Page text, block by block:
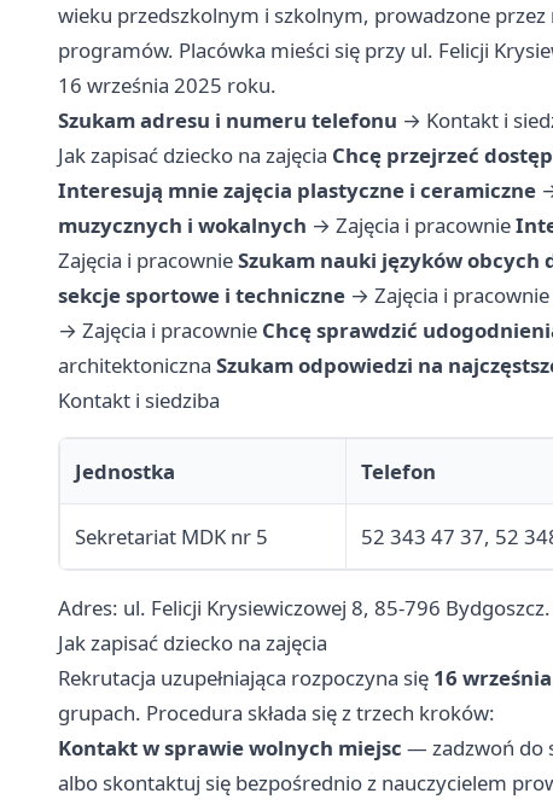
wieku przedszkolnym i szkolnym, prowadzone przez
programów. Placówka mieści się przy ul. Felicji
16 września 2025 roku.
Szukam adresu i numeru telefonu → Kontakt i
Jak zapisać dziecko na zajęcia Chcę przejrzeć
Interesują mnie zajęcia plastyczne i ceramiczne
muzycznych i wokalnych → Zajęcia i pracownie
Zajęcia i pracownieSzukam nauki języków obcych
sekcje sportowe i techniczne → Zajęcia i pracownie
→ Zajęcia i pracownie Chcę sprawdzić
architektoniczna Szukam odpowiedzi na
Kontakt i siedziba
Jednostka Telefon
Sekretariat MDK nr 5 52 343 47 37, 52
Adres: ul. Felicji Krysiewiczowej 8, 85-796
Jak zapisać dziecko na zajęcia
Rekrutacja uzupełniająca rozpoczyna się 16
grupach. Procedura składa się z trzech kroków:
Kontakt w sprawie wolnych miejsc — zadzwoń do
albo skontaktuj się bezpośrednio z nauczycielem